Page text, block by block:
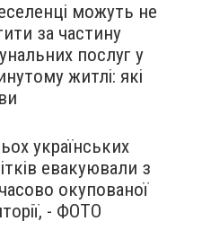
можуть не
за частину
послуг у
житлі: які
українських
евакуювали з
окупованої
- ФОТО